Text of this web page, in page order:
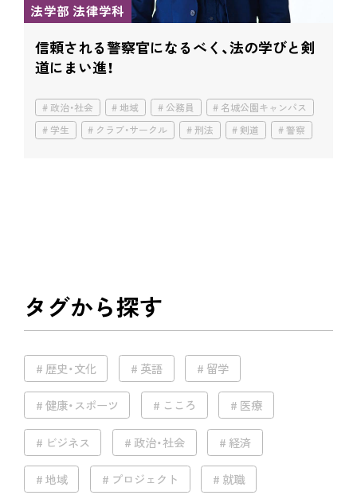
法学部 法律学科
信頼される警察官になるべく、法の学びと剣
道にまい進！
政治・社会 地域 公務員
名城公園キャンパス
学生
クラブ・サークル 刑法 剣道 警察
タグから探す
歴史・文化 英語 留学
健康・スポーツ こころ 医療
ビジネス 政治・社会 経済
地域 プロジェクト 就職